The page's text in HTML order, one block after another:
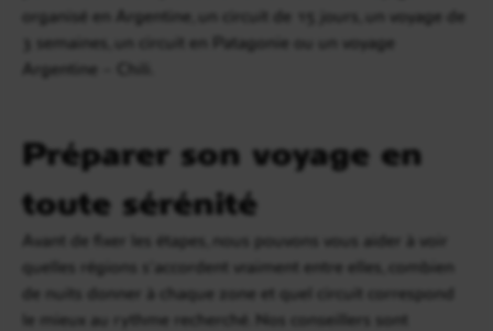
organisé en Argentine, un circuit de 15 jours, un voyage de
3 semaines, un circuit en Patagonie ou un voyage
Argentine – Chili.
Préparer son voyage en
toute sérénité
Avant de fixer les étapes, nous pouvons vous aider à voir
quelles régions s’accordent vraiment entre elles, combien
de nuits donner à chaque zone et quel circuit correspond
le mieux au rythme recherché. Nos conseillers sont